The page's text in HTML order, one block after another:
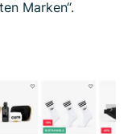
Marken“.